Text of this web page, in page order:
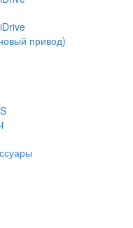
привод)